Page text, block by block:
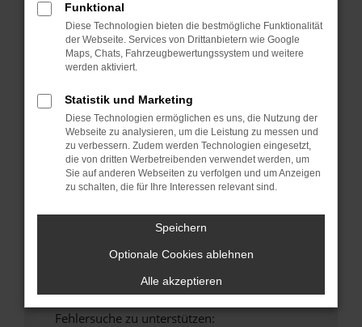
Fenster?
Starte dein Gerät neu.
Das kann manchmal helfen, vorübergehende
Probleme zu beheben.
Stelle sicher, dass dein Browser und dein
Betriebssystem auf dem neuesten Stand
sind.
Veraltete Software birgt nicht nur ein
Sicherheitsrisiko, sondern kann auch dazu
führen, dass bestimmte Funktionen nicht mehr
Wende dich an den Webseitenbetreiber.
Wenn du alle oben genannten Schritte versucht
hast, kontaktiere uns bitte. Wir werden
versuchen, das Problem zu beheben. Du kannst
uns diesen Text schicken, um uns bei der
Fehlersuche zu unterstützen:
Funktional
Diese Technologien bieten die bestmögliche Funktionalität
der Webseite. Services von Drittanbietern wie Google
Maps, Chats, Fahrzeugbewertungssystem und weitere
werden aktiviert.
Statistik und Marketing
Diese Technologien ermöglichen es uns, die Nutzung der
Webseite zu analysieren, um die Leistung zu messen und
zu verbessern. Zudem werden Technologien eingesetzt,
die von dritten Werbetreibenden verwendet werden, um
Sie auf anderen Webseiten zu verfolgen und um Anzeigen
zu schalten, die für Ihre Interessen relevant sind.
Speichern
Optionale Cookies ablehnen
Alle akzeptieren